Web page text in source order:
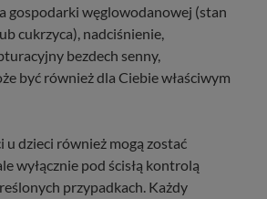
gospodarki węglowodanowej (stan
cukrzyca), nadciśnienie,
bezdech senny,
być również dla Ciebie właściwym
u dzieci również mogą zostać
wyłącznie pod ścisłą kontrolą
przypadkach. Każdy